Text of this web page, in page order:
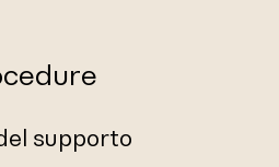
supporto